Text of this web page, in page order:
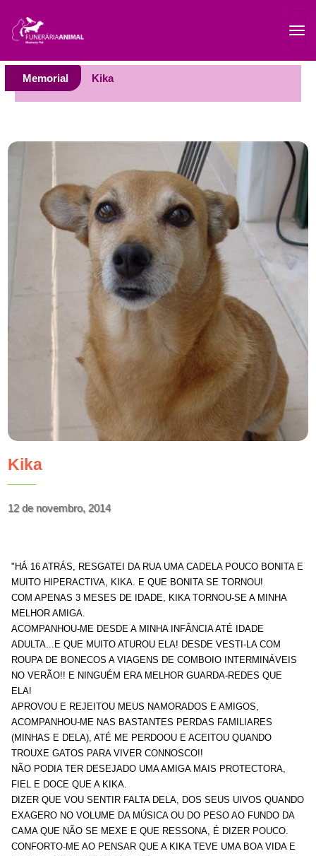
Memorial Kika
Kika
12 de novembro, 2014
"HÁ 16 ATRÁS, RESGATEI DA RUA UMA CADELA POUCO BONITA E
MUITO HIPERACTIVA, KIKA. E QUE BONITA SE TORNOU!
COM APENAS 3 MESES DE IDADE, KIKA TORNOU-SE A MINHA
MELHOR AMIGA.
ACOMPANHOU-ME DESDE A MINHA INFÂNCIA ATÉ IDADE
ADULTA...E QUE MUITO ATUROU ELA! DESDE VESTI-LA COM
ROUPA DE BONECOS A VIAGENS DE COMBOIO INTERMINÁVEIS
NO VERÃO!! E NINGUÉM ERA MELHOR GUARDA-REDES QUE
ELA!
APROVOU E REJEITOU MEUS NAMORADOS E AMIGOS,
ACOMPANHOU-ME NAS BASTANTES PERDAS FAMILIARES
(MINHAS E DELA), ATÉ ME PERDOOU E ACEITOU QUANDO
TROUXE GATOS PARA VIVER CONNOSCO!!
NÃO PODIA TER DESEJADO UMA AMIGA MAIS PROTECTORA,
FIEL E DOCE QUE A KIKA.
DIZER QUE VOU SENTIR FALTA DELA, DOS SEUS UIVOS QUANDO
EXAGERO NO VOLUME DA MÚSICA OU DO PESO AO FUNDO DA
CAMA QUE NÃO SE MEXE E QUE RESSONA, É DIZER POUCO.
CONFORTO-ME AO PENSAR QUE A KIKA TEVE UMA BOA VIDA E